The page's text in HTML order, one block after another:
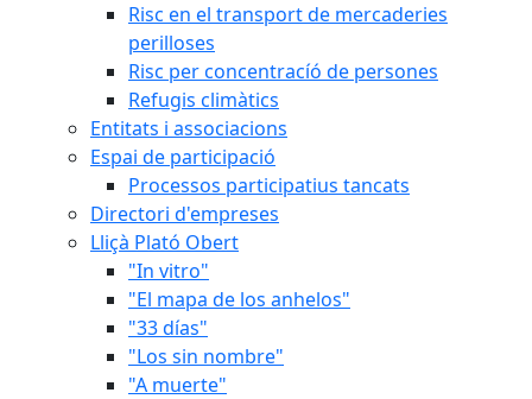
Risc en el transport de mercaderies
perilloses
Risc per concentracíó de persones
Refugis climàtics
Entitats i associacions
Espai de participació
Processos participatius tancats
Directori d'empreses
Lliçà Plató Obert
"In vitro"
"El mapa de los anhelos"
"33 días"
"Los sin nombre"
"A muerte"